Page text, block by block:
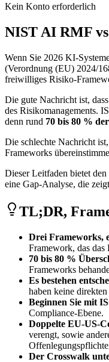
Kein Konto erforderlich
NIST AI RMF
Wenn Sie 2026 KI-
(Verordnung (EU) 2024/
freiwilliges Risiko-
Die gute Nachricht ist,
des Risikomanagements.
denn rund 70 bis 80 %
Die schlechte Nachricht
Frameworks
Dieser Leitfaden bietet
eine Gap-Analyse, die
TL;DR,
Drei Frameworks,
Framework, das
70 bis 80 %
Frameworks
Es bestehen
haben keine
Beginnen Sie mit
Compliance-Ebene.
Doppelte EU-US-
verengt, sowie
Der Crosswalk